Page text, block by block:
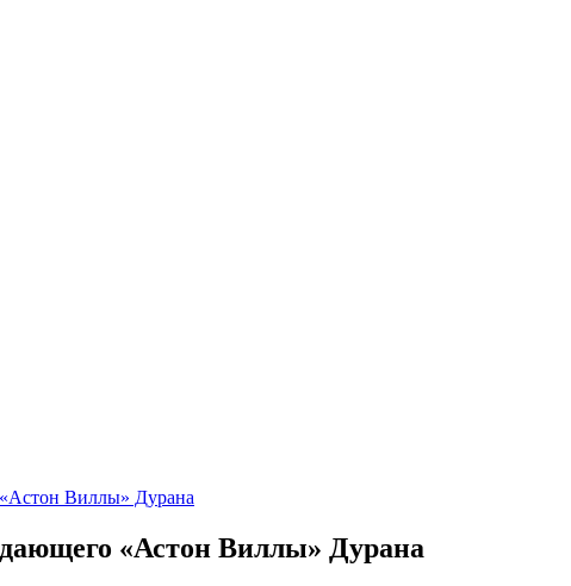
Виллы» Дурана
«Астон Виллы» Дурана